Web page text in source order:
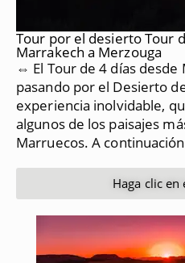
Tour por el desierto Tour
Marrakech a Merzouga
⇔ El Tour de 4 días
pasando por el Desierto
experiencia inolvidable,
algunos de los paisajes
Marruecos. A
Haga clic